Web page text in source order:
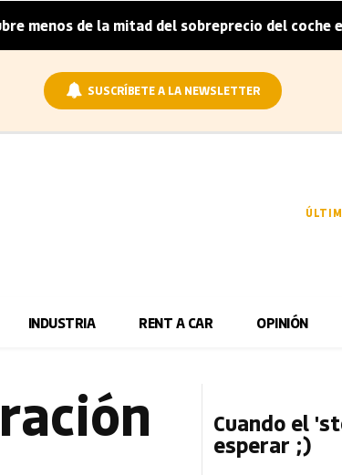
la mitad del sobreprecio del coche eléctrico
SUSCRÍBETE A LA NEWSLETTER
INDUSTRIA RENT A CAR OPINIÓN
Cuando el
esperar ;)